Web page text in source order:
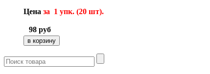
Цена за 1 упк. (20 шт).
98 руб